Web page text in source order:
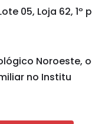
05, Loja 62, 1º
Noroeste,
no Institu